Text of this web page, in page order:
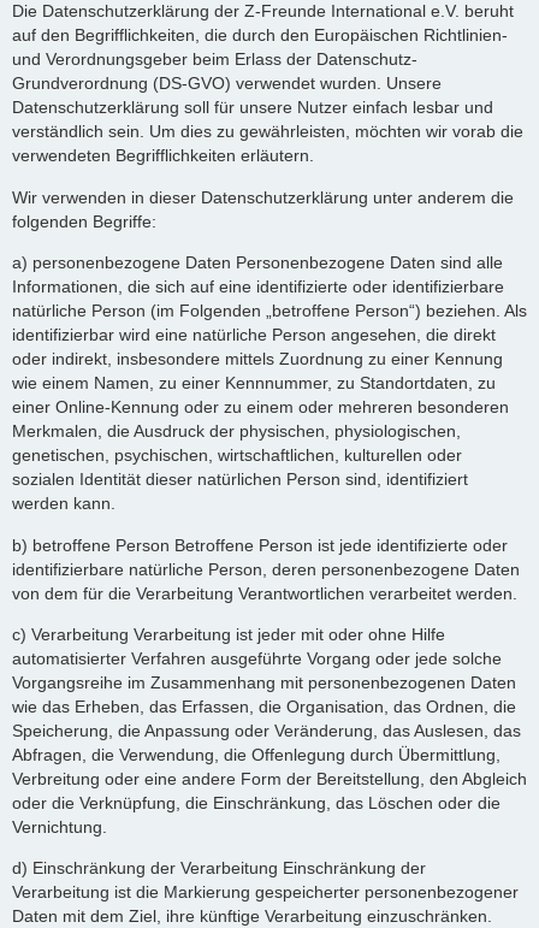
Die Datenschutzerklärung der Z-Freunde International e.V. beruht
auf den Begrifflichkeiten, die durch den Europäischen Richtlinien-
und Verordnungsgeber beim Erlass der Datenschutz-
Grundverordnung (DS-GVO) verwendet wurden. Unsere
Datenschutzerklärung soll für unsere Nutzer einfach lesbar und
verständlich sein. Um dies zu gewährleisten, möchten wir vorab die
verwendeten Begrifflichkeiten erläutern.
Wir verwenden in dieser Datenschutzerklärung unter anderem die
folgenden Begriffe:
a) personenbezogene Daten Personenbezogene Daten sind alle
Informationen, die sich auf eine identifizierte oder identifizierbare
natürliche Person (im Folgenden „betroffene Person“) beziehen. Als
identifizierbar wird eine natürliche Person angesehen, die direkt
oder indirekt, insbesondere mittels Zuordnung zu einer Kennung
wie einem Namen, zu einer Kennnummer, zu Standortdaten, zu
einer Online-Kennung oder zu einem oder mehreren besonderen
Merkmalen, die Ausdruck der physischen, physiologischen,
genetischen, psychischen, wirtschaftlichen, kulturellen oder
sozialen Identität dieser natürlichen Person sind, identifiziert
werden kann.
b) betroffene Person Betroffene Person ist jede identifizierte oder
identifizierbare natürliche Person, deren personenbezogene Daten
von dem für die Verarbeitung Verantwortlichen verarbeitet werden.
c) Verarbeitung Verarbeitung ist jeder mit oder ohne Hilfe
automatisierter Verfahren ausgeführte Vorgang oder jede solche
Vorgangsreihe im Zusammenhang mit personenbezogenen Daten
wie das Erheben, das Erfassen, die Organisation, das Ordnen, die
Speicherung, die Anpassung oder Veränderung, das Auslesen, das
Abfragen, die Verwendung, die Offenlegung durch Übermittlung,
Verbreitung oder eine andere Form der Bereitstellung, den Abgleich
oder die Verknüpfung, die Einschränkung, das Löschen oder die
Vernichtung.
d) Einschränkung der Verarbeitung Einschränkung der
Verarbeitung ist die Markierung gespeicherter personenbezogener
Daten mit dem Ziel, ihre künftige Verarbeitung einzuschränken.